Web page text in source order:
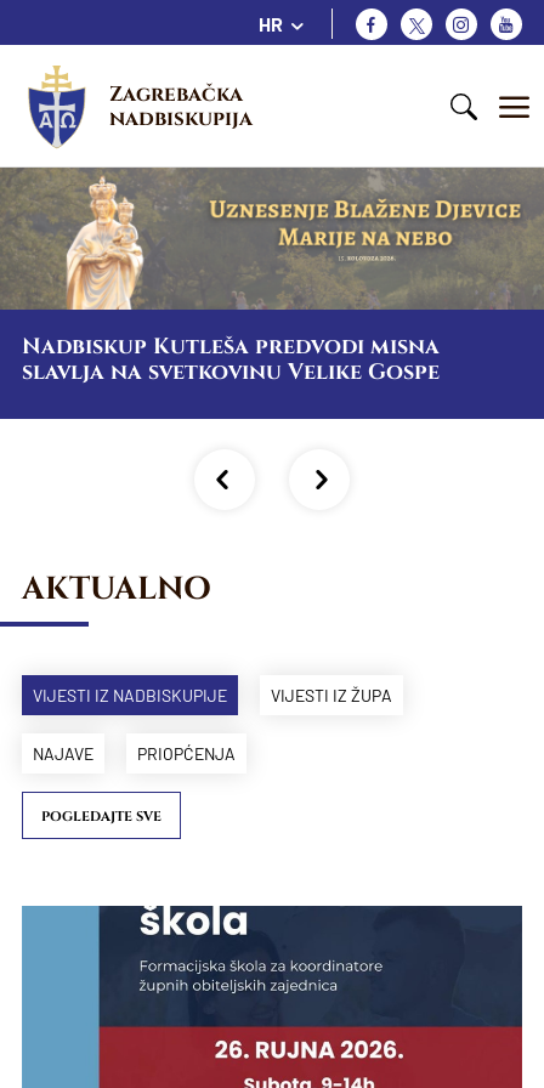
HR
Zagrebačka
nadbiskupija
Nadbiskup Kutleša predvodi misna
slavlja na svetkovinu Velike Gospe
AKTUALNO
VIJESTI IZ NADBISKUPIJE VIJESTI IZ ŽUPA
NAJAVE PRIOPĆENJA
POGLEDAJTE SVE